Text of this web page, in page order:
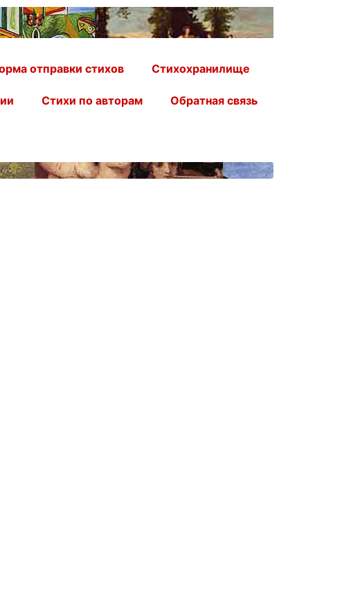
отправки стихов Стихохранилище
Стихи по авторам Обратная связь